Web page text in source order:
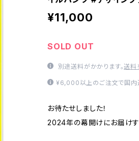
¥11,000
SOLD OUT
別途送料がかかります。送料
¥6,000以上のご注文で国内
お待たせしました！
2024年の幕開けにお届け